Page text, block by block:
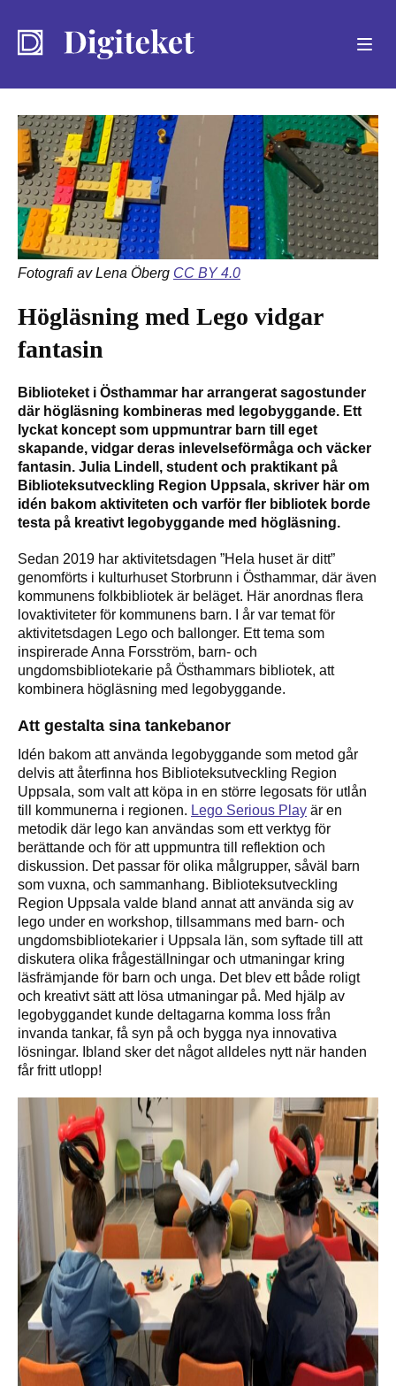
Fotografi av Lena Öberg CC BY 4.0
Högläsning med Lego vidgar
fantasin
Biblioteket i Östhammar har arrangerat sagostunder
där högläsning kombineras med legobyggande. Ett
lyckat koncept som uppmuntrar barn till eget
skapande, vidgar deras inlevelseförmåga och väcker
fantasin. Julia Lindell, student och praktikant på
Biblioteksutveckling Region Uppsala, skriver här om
idén bakom aktiviteten och varför fler bibliotek borde
testa på kreativt legobyggande med högläsning.
Sedan 2019 har aktivitetsdagen ”Hela huset är ditt”
genomförts i kulturhuset Storbrunn i Östhammar, där även
kommunens folkbibliotek är beläget. Här anordnas flera
lovaktiviteter för kommunens barn. I år var temat för
aktivitetsdagen Lego och ballonger. Ett tema som
inspirerade Anna Forsström, barn- och
ungdomsbibliotekarie på Östhammars bibliotek, att
kombinera högläsning med legobyggande.
Att gestalta sina tankebanor
Idén bakom att använda legobyggande som metod går
delvis att återfinna hos Biblioteksutveckling Region
Uppsala, som valt att köpa in en större legosats för utlån
till kommunerna i regionen. Lego Serious Play är en
metodik där lego kan användas som ett verktyg för
berättande och för att uppmuntra till reflektion och
diskussion. Det passar för olika målgrupper, såväl barn
som vuxna, och sammanhang. Biblioteksutveckling
Region Uppsala valde bland annat att använda sig av
lego under en workshop, tillsammans med barn- och
ungdomsbibliotekarier i Uppsala län, som syftade till att
diskutera olika frågeställningar och utmaningar kring
läsfrämjande för barn och unga. Det blev ett både roligt
och kreativt sätt att lösa utmaningar på. Med hjälp av
legobyggandet kunde deltagarna komma loss från
invanda tankar, få syn på och bygga nya innovativa
lösningar. Ibland sker det något alldeles nytt när handen
får fritt utlopp!